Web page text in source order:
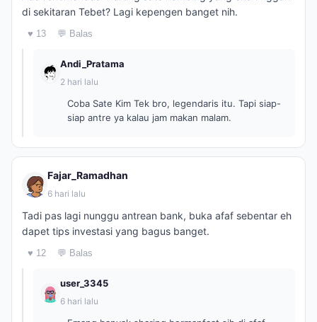
di sekitaran Tebet? Lagi kepengen banget nih.
♥ 13 💬 Balas
Andi_Pratama
2 hari lalu
Coba Sate Kim Tek bro, legendaris itu. Tapi siap-
siap antre ya kalau jam makan malam.
Fajar_Ramadhan
6 hari lalu
Tadi pas lagi nunggu antrean bank, buka afaf sebentar eh
dapet tips investasi yang bagus banget.
♥ 12 💬 Balas
user_3345
6 hari lalu